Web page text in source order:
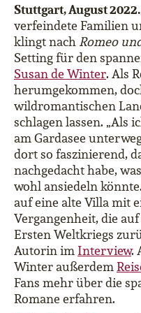
Stuttgart, August 2022.
verfeindete Familien
klingt nach Romeo
Setting für den
Susan de Winter. Als
herumgekommen,
wildromantischen
schlagen lassen. „Als
am Gardasee
dort so faszinierend,
nachgedacht habe,
wohl ansiedeln
auf eine alte Villa mit
Vergangenheit, die
Ersten Weltkriegs
Autorin im Interview.
Winter außerdem
Fans mehr über die
Romane erfahren.